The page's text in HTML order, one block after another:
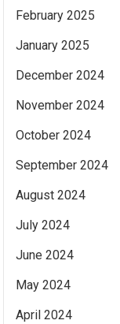
February 2025
January 2025
December 2024
November 2024
October 2024
September 2024
August 2024
July 2024
June 2024
May 2024
April 2024